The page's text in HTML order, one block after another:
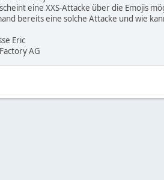
eine XXS-Attacke über die Emojis
bereits eine solche Attacke und wie
Eric
AG